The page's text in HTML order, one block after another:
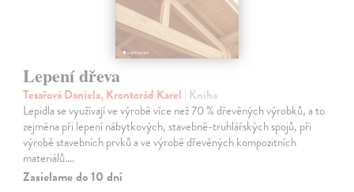
Lepení dřeva
Tesařová Daniela, Krontorád Karel | Kniha
Lepidla se využívají ve výrobě více než 70 % dřevěných výrobků, a to
zejména při lepení nábytkových, stavebně-truhlářských spojů, při
výrobě stavebních prvků a ve výrobě dřevěných kompozitních
materiálů.…
Zasielame do 10 dní